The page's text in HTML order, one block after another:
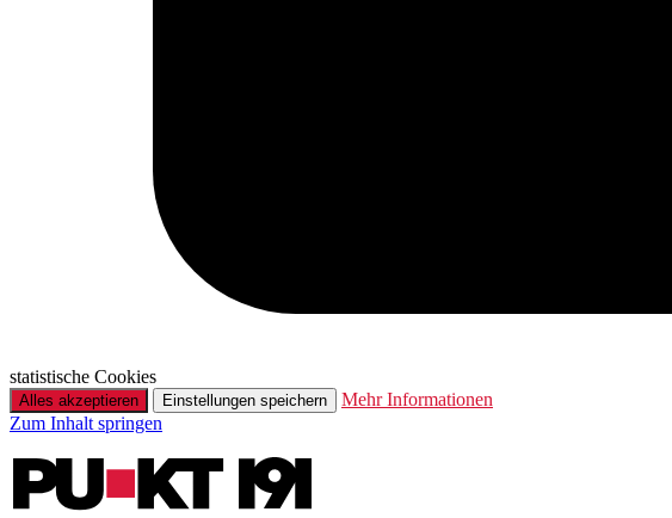
statistische Cookies
Alles akzeptieren Einstellungen speichern
Mehr Informationen
Zum Inhalt springen